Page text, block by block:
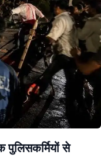
से